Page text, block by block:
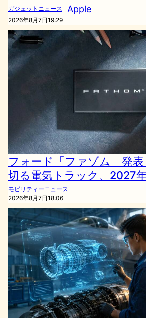
ガジェットニュース Apple
2026年8月7日19:29
フォード「ファゾム」発
切る電気トラック、2027
モビリティーニュース
2026年8月7日18:06